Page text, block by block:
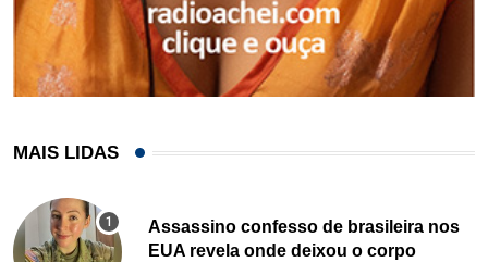
MAIS LIDAS
Assassino confesso de brasileira nos
EUA revela onde deixou o corpo